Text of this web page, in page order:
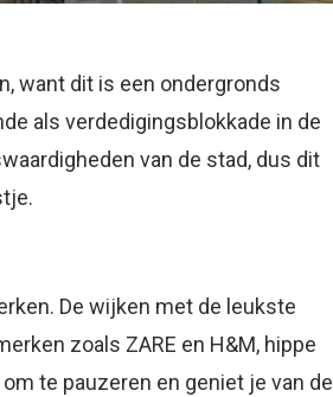
want dit is een ondergronds
als verdedigingsblokkade in de
van de stad, dus dit
De wijken met de leukste
zoals ZARE en H&M, hippe
te pauzeren en geniet je van de